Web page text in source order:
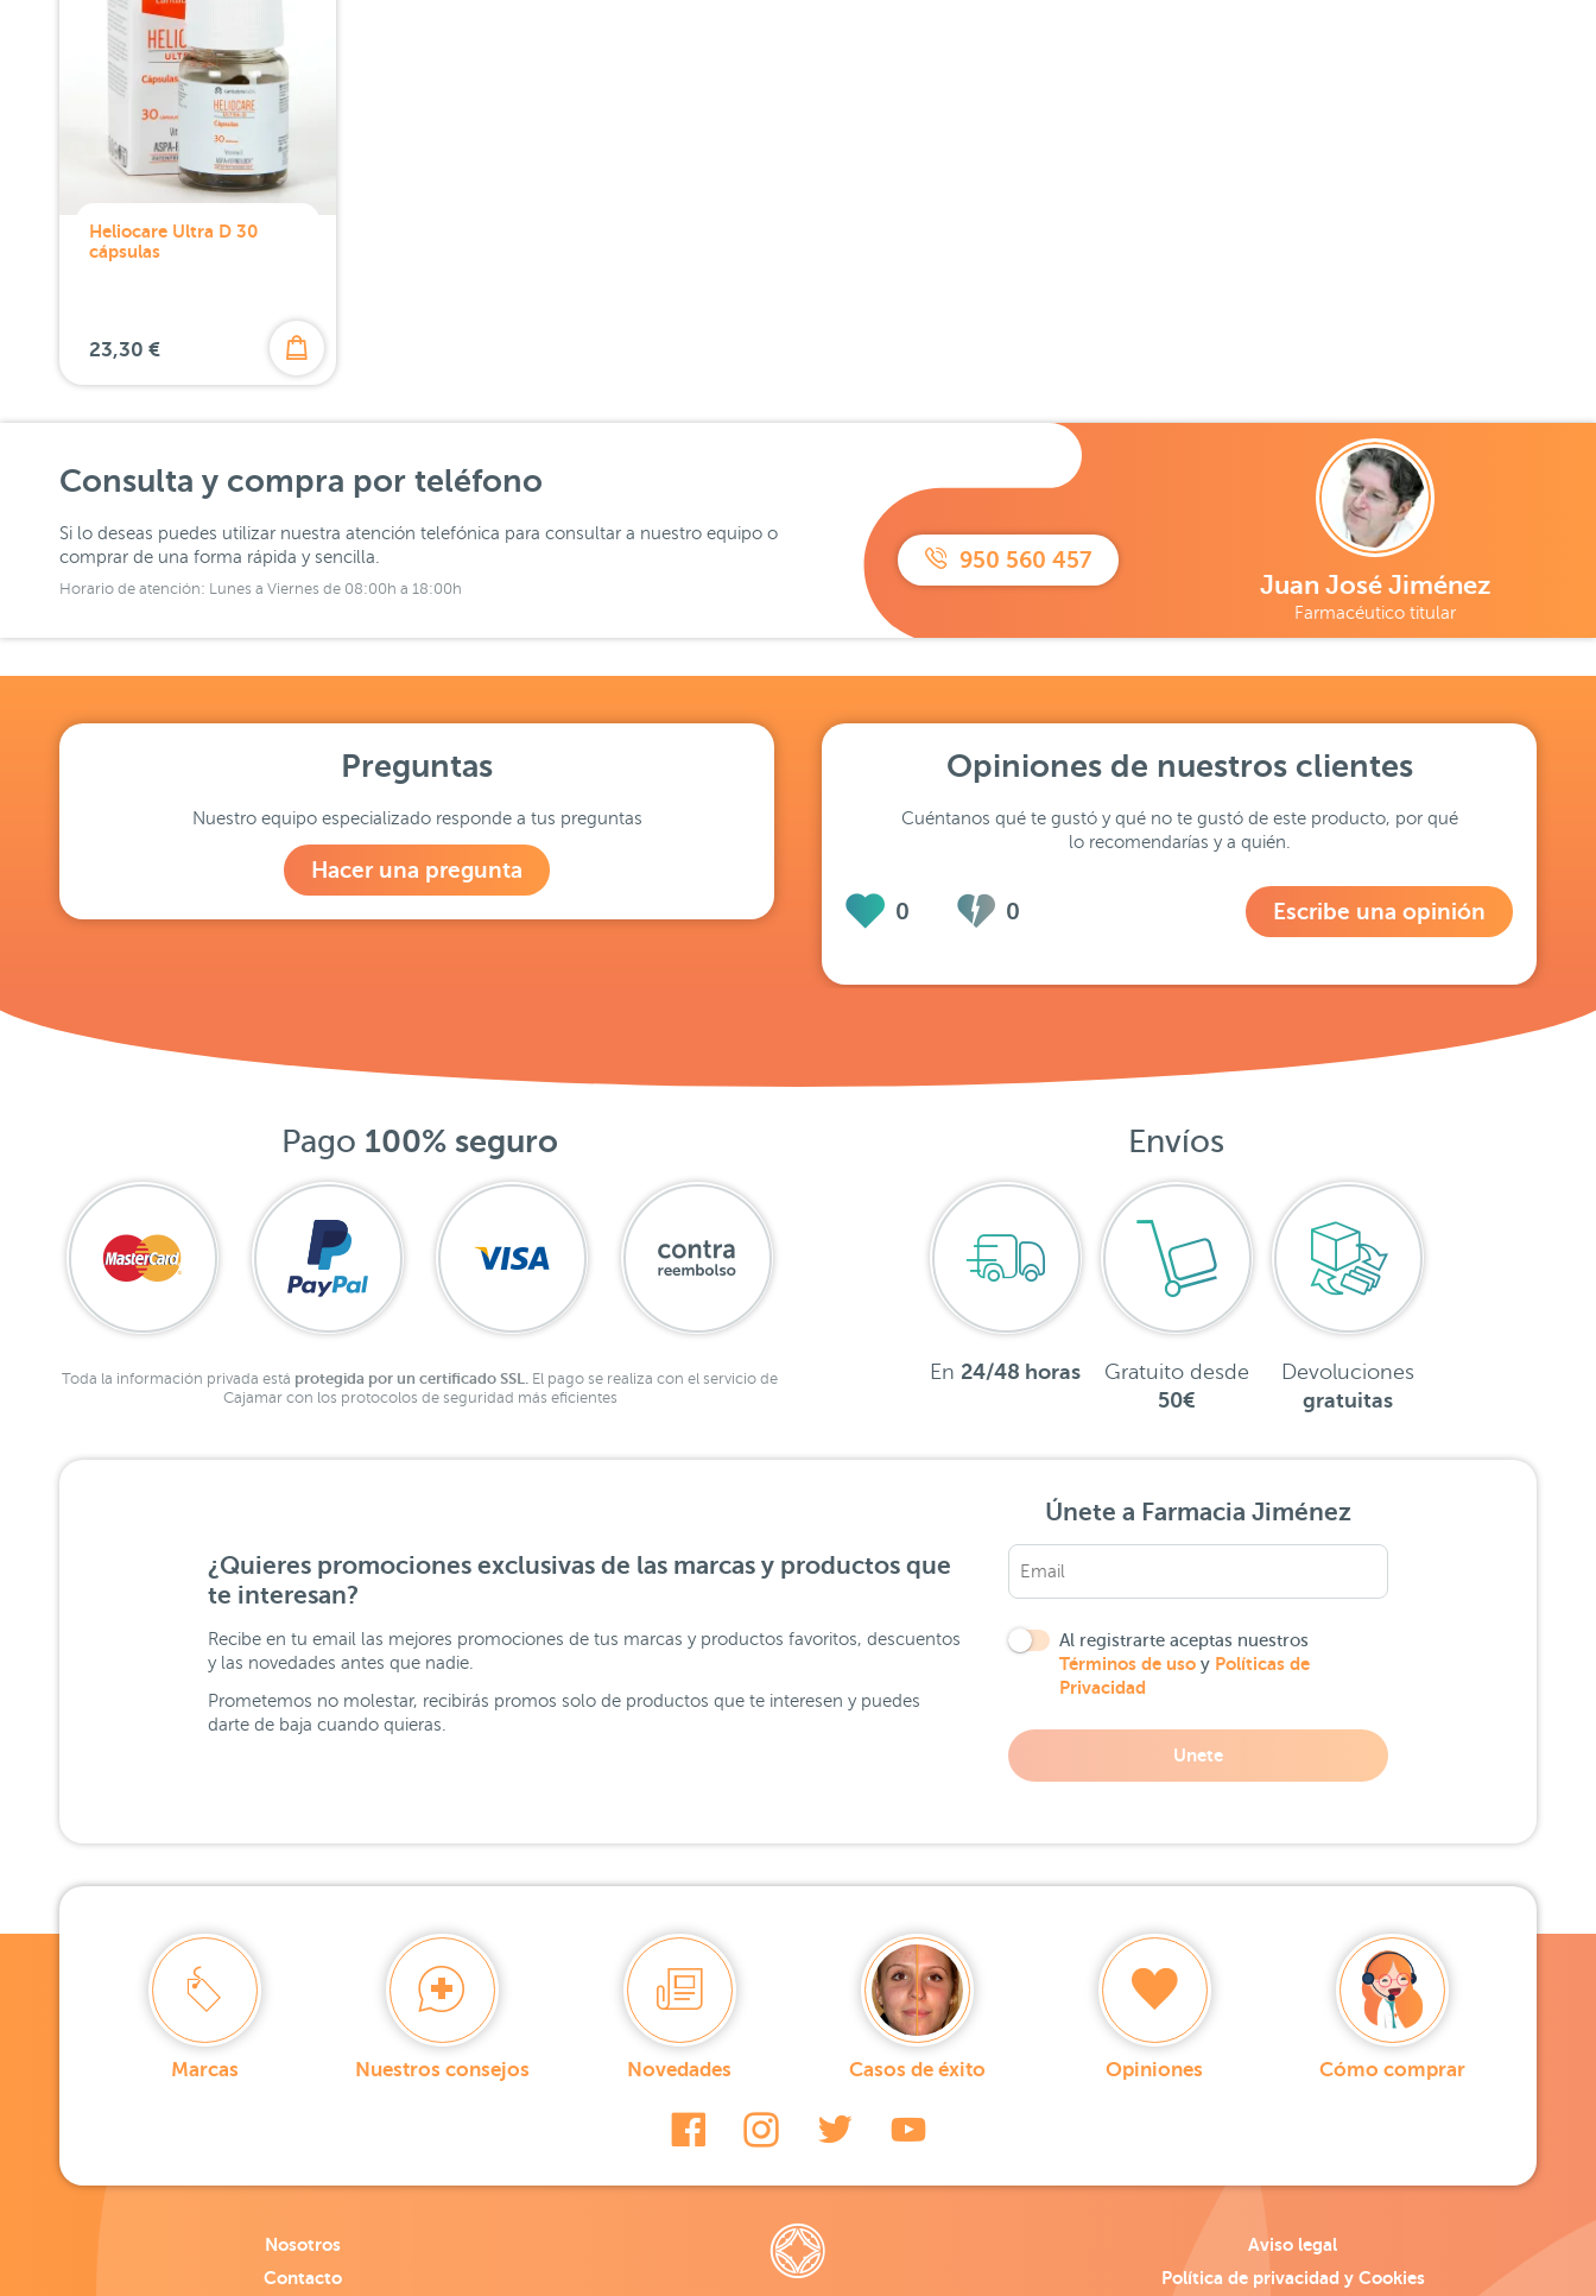
Heliocare Ultra D 30
cápsulas
23,30 €
Consulta y compra por teléfono
Si lo deseas puedes utilizar nuestra atención telefónica para consultar a nuestro equipo o
comprar de una forma rápida y sencilla.
Horario de atención: Lunes a Viernes de 08:00h a 18:00h
950 560 457
Juan José Jiménez
Farmacéutico titular
Preguntas
Nuestro equipo especializado responde a tus preguntas
Hacer una pregunta
Opiniones de nuestros clientes
Cuéntanos qué te gustó y qué no te gustó de este producto, por qué
lo recomendarías y a quién.
0 0 Escribe una opinión
Pago 100% seguro
Toda la información privada está protegida por un certificado SSL.
El pago se realiza con el servicio de
Cajamar con los protocolos de seguridad más eficientes
Envíos
En 24/48 horas
Gratuito desde
50€
Devoluciones
gratuitas
¿Quieres promociones exclusivas de las marcas y productos que
te interesan?
Recibe en tu email las mejores promociones de tus marcas y productos favoritos, descuentos
y las novedades antes que nadie.
Prometemos no molestar, recibirás promos solo de productos que te interesen y puedes
darte de baja cuando quieras.
Únete a Farmacia Jiménez
Al registrarte aceptas nuestros
Términos de uso y Políticas de
Privacidad
Unete
Marcas Nuestros consejos Novedades Casos de éxito Opiniones Cómo comprar
Nosotros
Contacto
Aviso legal
Política de privacidad y Cookies